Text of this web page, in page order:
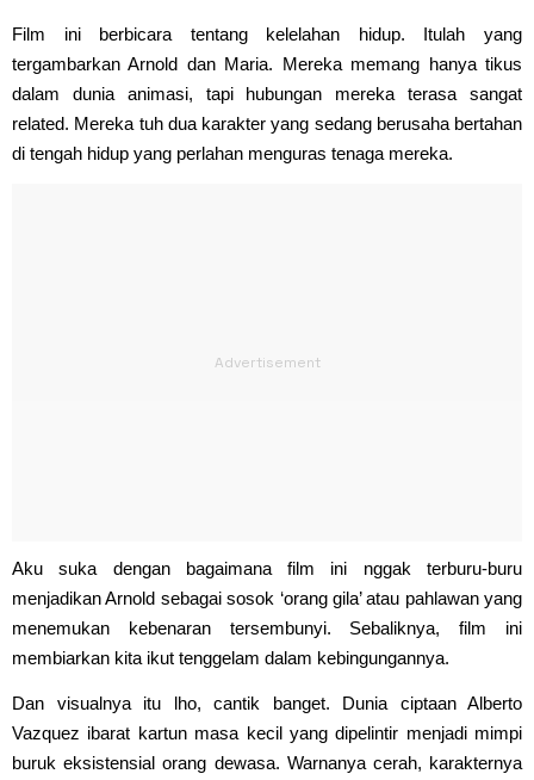
Film ini berbicara tentang kelelahan hidup. Itulah yang
tergambarkan Arnold dan Maria. Mereka memang hanya tikus
dalam dunia animasi, tapi hubungan mereka terasa sangat
related. Mereka tuh dua karakter yang sedang berusaha bertahan
di tengah hidup yang perlahan menguras tenaga mereka.
Aku suka dengan bagaimana film ini nggak terburu-buru
menjadikan Arnold sebagai sosok ‘orang gila’ atau pahlawan yang
menemukan kebenaran tersembunyi. Sebaliknya, film ini
membiarkan kita ikut tenggelam dalam kebingungannya.
Dan visualnya itu lho, cantik banget. Dunia ciptaan Alberto
Vazquez ibarat kartun masa kecil yang dipelintir menjadi mimpi
buruk eksistensial orang dewasa. Warnanya cerah, karakternya